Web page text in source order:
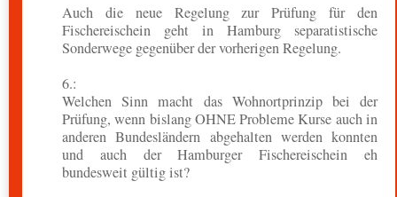
Auch die neue Regelung zur Prüfung für den
Fischereischein geht in Hamburg separatistische
Sonderwege gegenüber der vorherigen Regelung.
6.:
Welchen Sinn macht das Wohnortprinzip bei der
Prüfung, wenn bislang OHNE Probleme Kurse auch in
anderen Bundesländern abgehalten werden konnten
und auch der Hamburger Fischereischein eh
bundesweit gültig ist?